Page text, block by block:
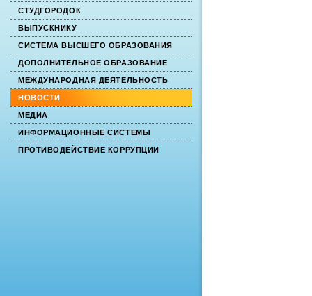
СТУДГОРОДОК
ВЫПУСКНИКУ
СИСТЕМА ВЫСШЕГО ОБРАЗОВАНИЯ
ДОПОЛНИТЕЛЬНОЕ ОБРАЗОВАНИЕ
МЕЖДУНАРОДНАЯ ДЕЯТЕЛЬНОСТЬ
НОВОСТИ
МЕДИА
ИНФОРМАЦИОННЫЕ СИСТЕМЫ
ПРОТИВОДЕЙСТВИЕ КОРРУПЦИИ